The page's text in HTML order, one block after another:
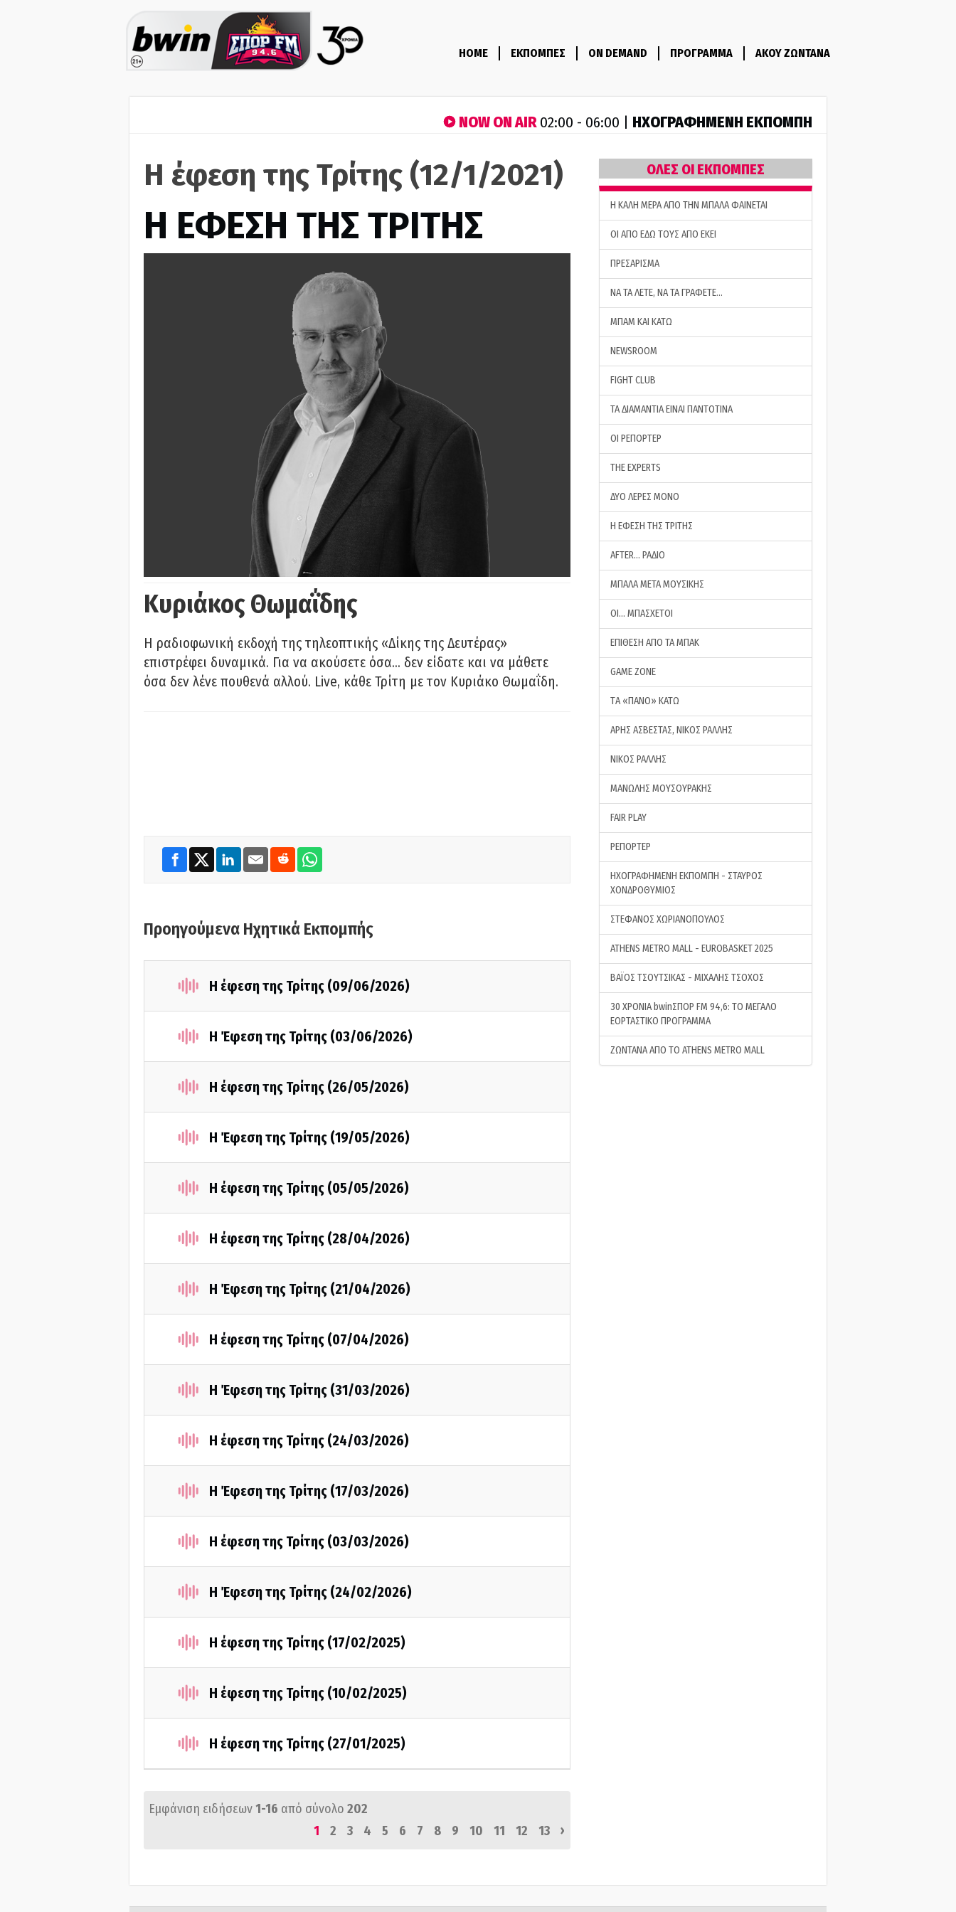
HOME ΕΚΠΟΜΠΕΣ ON DEMAND ΠΡΟΓΡΑΜΜΑ ΑΚΟΥ ΖΩΝΤΑΝΑ
NOW ON AIR02:00 - 06:00 | ΗΧΟΓΡΑΦΗΜΕΝΗ ΕΚΠΟΜΠΗ
Η έφεση της Τρίτης (12/1/2021)
Η ΕΦΕΣΗ ΤΗΣ ΤΡΙΤΗΣ
Κυριάκος Θωμαΐδης
Η ραδιοφωνική εκδοχή της τηλεοπτικής «Δίκης της Δευτέρας»
επιστρέφει δυναμικά. Για να ακούσετε όσα… δεν είδατε και να μάθετε
όσα δεν λένε πουθενά αλλού. Live, κάθε Τρίτη με τον Κυριάκο Θωμαΐδη.
Προηγούμενα Ηχητικά Εκπομπής
Η έφεση της Τρίτης (09/06/2026)
Η Έφεση της Τρίτης (03/06/2026)
Η έφεση της Τρίτης (26/05/2026)
Η Έφεση της Τρίτης (19/05/2026)
Η έφεση της Τρίτης (05/05/2026)
Η έφεση της Τρίτης (28/04/2026)
Η Έφεση της Τρίτης (21/04/2026)
Η έφεση της Τρίτης (07/04/2026)
Η Έφεση της Τρίτης (31/03/2026)
Η έφεση της Τρίτης (24/03/2026)
Η Έφεση της Τρίτης (17/03/2026)
Η έφεση της Τρίτης (03/03/2026)
Η Έφεση της Τρίτης (24/02/2026)
Η έφεση της Τρίτης (17/02/2025)
Η έφεση της Τρίτης (10/02/2025)
Η έφεση της Τρίτης (27/01/2025)
Εμφάνιση ειδήσεων1-16 από σύνολο 202
1
2 3 4 5 6 7 8 9 10 11 12 13 ›
ΟΛΕΣ ΟΙ ΕΚΠΟΜΠΕΣ
H ΚΑΛΗ ΜΕΡΑ ΑΠΟ ΤΗΝ ΜΠΑΛΑ ΦΑΙΝΕΤΑΙ
ΟΙ ΑΠΟ ΕΔΩ ΤΟΥΣ ΑΠΟ ΕΚΕΙ
ΠΡΕΣΑΡΙΣΜΑ
ΝΑ ΤΑ ΛΕΤΕ, ΝΑ ΤΑ ΓΡΑΦΕΤΕ…
ΜΠΑΜ ΚΑΙ ΚΑΤΩ
NEWSROOM
FIGHT CLUB
ΤΑ ΔΙΑΜΑΝΤΙΑ ΕΙΝΑΙ ΠΑΝΤΟΤΙΝΑ
ΟΙ ΡΕΠΟΡΤΕΡ
THE EXPERTS
ΔΥΟ ΛΕΡΕΣ ΜΟΝΟ
Η ΕΦΕΣΗ ΤΗΣ ΤΡΙΤΗΣ
AFTER… ΡΑΔΙΟ
ΜΠΑΛΑ ΜΕΤΑ ΜΟΥΣΙΚΗΣ
ΟΙ… ΜΠΑΣΧΕΤΟΙ
ΕΠΙΘΕΣΗ ΑΠΟ ΤΑ ΜΠΑΚ
GAME ZONE
ΤA «ΠΑΝΟ» ΚΑΤΩ
ΑΡΗΣ ΑΣΒΕΣΤΑΣ, ΝΙΚΟΣ ΡΑΛΛΗΣ
ΝΙΚΟΣ ΡΑΛΛΗΣ
ΜΑΝΩΛΗΣ ΜΟΥΣΟΥΡΑΚΗΣ
FAIR PLAY
ΡΕΠΟΡΤΕΡ
ΗΧΟΓΡΑΦΗΜΕΝΗ ΕΚΠΟΜΠΗ - ΣΤΑΥΡΟΣ
ΧΟΝΔΡΟΘΥΜΙΟΣ
ΣΤΕΦΑΝΟΣ ΧΩΡΙΑΝΟΠΟΥΛΟΣ
ATHENS METRO MALL - EUROBASKET 2025
ΒΑΪΟΣ ΤΣΟΥΤΣΙΚΑΣ - ΜΙΧΑΛΗΣ ΤΣΟΧΟΣ
30 ΧΡΟΝΙΑ bwinΣΠΟΡ FM 94,6: ΤΟ ΜΕΓΑΛΟ
ΕΟΡΤΑΣΤΙΚΟ ΠΡΟΓΡΑΜΜΑ
ΖΩΝΤΑΝΑ ΑΠΟ ΤΟ ATHENS METRO MALL